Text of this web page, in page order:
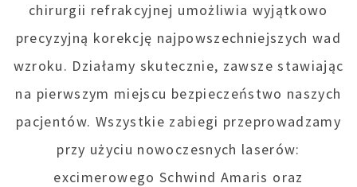
chirurgii refrakcyjnej umożliwia wyjątkowo
precyzyjną korekcję najpowszechniejszych wad
wzroku. Działamy skutecznie, zawsze stawiając
na pierwszym miejscu bezpieczeństwo naszych
pacjentów. Wszystkie zabiegi przeprowadzamy
przy użyciu nowoczesnych laserów:
excimerowego Schwind Amaris oraz